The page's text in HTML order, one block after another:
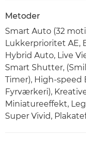
Metoder
Smart Auto (32
Lukkerprioritet AE,
Hybrid Auto, Live
Smart Shutter,
Timer), High-speed
Fyrværkeri),
Miniatureeffekt,
Super Vivid,